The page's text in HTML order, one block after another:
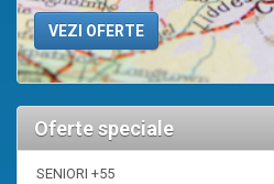
Oferte speciale
SENIORI +55